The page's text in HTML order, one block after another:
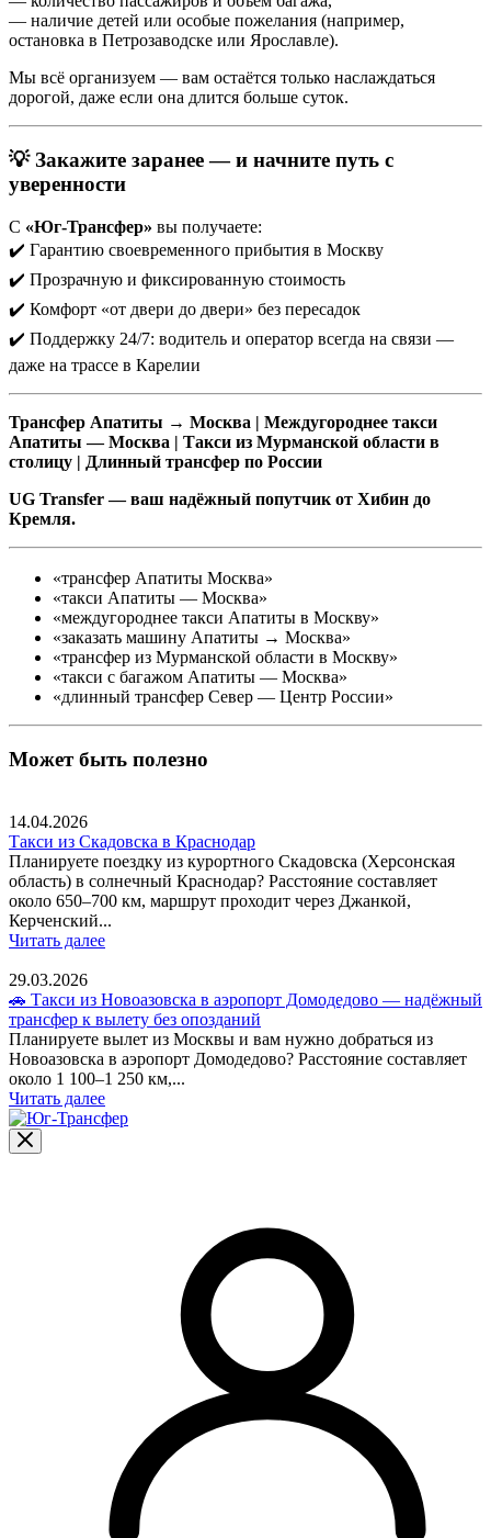
— наличие детей или особые пожелания (например,
остановка в Петрозаводске или Ярославле).
Мы всё организуем — вам остаётся только наслаждаться
дорогой, даже если она длится больше суток.
💡 Закажите заранее — и начните путь с
уверенности
С «Юг-Трансфер» вы получаете:
✔️ Гарантию своевременного прибытия в Москву
✔️ Прозрачную и фиксированную стоимость
✔️ Комфорт «от двери до двери» без пересадок
✔️ Поддержку 24/7: водитель и оператор всегда на связи —
даже на трассе в Карелии
Трансфер Апатиты → Москва | Междугороднее такси
Апатиты — Москва | Такси из Мурманской области в
столицу | Длинный трансфер по России
UG Transfer — ваш надёжный попутчик от Хибин до
Кремля.
«трансфер Апатиты Москва»
«такси Апатиты — Москва»
«междугороднее такси Апатиты в Москву»
«заказать машину Апатиты → Москва»
«трансфер из Мурманской области в Москву»
«такси с багажом Апатиты — Москва»
«длинный трансфер Север — Центр России»
Может быть полезно
14.04.2026
Такси из Скадовска в Краснодар
Планируете поездку из курортного Скадовска (Херсонская
область) в солнечный Краснодар? Расстояние составляет
около 650–700 км, маршрут проходит через Джанкой,
Керченский...
Читать далее
29.03.2026
🚗 Такси из Новоазовска в аэропорт Домодедово — надёжный
трансфер к вылету без опозданий
Планируете вылет из Москвы и вам нужно добраться из
Новоазовска в аэропорт Домодедово? Расстояние составляет
около 1 100–1 250 км,...
Читать далее